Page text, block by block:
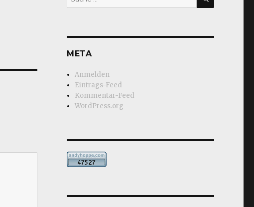
nach:
META
Anmelden
Eintrags-Feed
Kommentar-Feed
WordPress.org